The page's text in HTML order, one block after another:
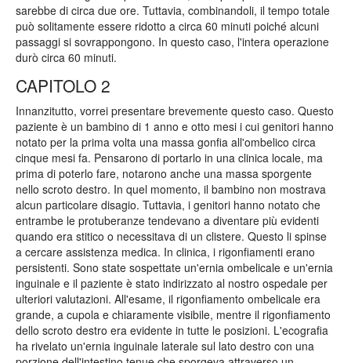
sarebbe di circa due ore. Tuttavia, combinandoli, il tempo totale
può solitamente essere ridotto a circa 60 minuti poiché alcuni
passaggi si sovrappongono. In questo caso, l'intera operazione
durò circa 60 minuti.
CAPITOLO 2
Innanzitutto, vorrei presentare brevemente questo caso. Questo
paziente è un bambino di 1 anno e otto mesi i cui genitori hanno
notato per la prima volta una massa gonfia all'ombelico circa
cinque mesi fa. Pensarono di portarlo in una clinica locale, ma
prima di poterlo fare, notarono anche una massa sporgente
nello scroto destro. In quel momento, il bambino non mostrava
alcun particolare disagio. Tuttavia, i genitori hanno notato che
entrambe le protuberanze tendevano a diventare più evidenti
quando era stitico o necessitava di un clistere. Questo li spinse
a cercare assistenza medica. In clinica, i rigonfiamenti erano
persistenti. Sono state sospettate un'ernia ombelicale e un'ernia
inguinale e il paziente è stato indirizzato al nostro ospedale per
ulteriori valutazioni. All'esame, il rigonfiamento ombelicale era
grande, a cupola e chiaramente visibile, mentre il rigonfiamento
dello scroto destro era evidente in tutte le posizioni. L'ecografia
ha rivelato un'ernia inguinale laterale sul lato destro con una